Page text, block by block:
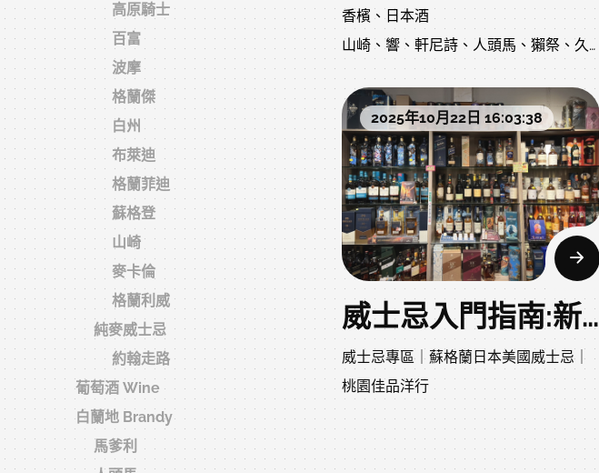
高原騎士
百富
波摩
格蘭傑
白州
布萊迪
格蘭菲迪
蘇格登
山崎
麥卡倫
格蘭利威
純麥威士忌
約翰走路
葡萄酒 Wine
白蘭地 Brandy
馬爹利
佳品洋行｜桃園中壢洋酒專賣店｜威士
忌紅酒清酒專業通路
桃園中壢最專業的洋酒專賣店，提供威
士忌、紅酒、清酒、香檳等進口酒類。
婚宴用酒、企業送禮一站式服務，價格
實惠，現貨供應。
香檳、日本酒
山崎、響、軒尼詩、人頭馬、獺祭、久
保田
：「入門威士忌推薦」、「3000元以下
紅酒」、「送禮清酒推薦」
桃園買酒、中壢洋酒、桃園威士忌專賣
店
中壢買紅酒、桃園清酒專賣、中壢酒類
專賣店
桃園附近洋酒行、中壢葡萄酒店
婚宴用酒、謝師宴酒水、尾牙春酒用酒
送禮洋酒推薦、生日禮物酒、父親節威
士忌
收藏級威士忌、投資威士忌
2025年10月22日 16:03:38
威士忌入門指南:新手必知的五個品飲技巧
威士忌專區｜蘇格蘭日本美國威士忌｜
桃園佳品洋行
2025年10月08日 19:50:00